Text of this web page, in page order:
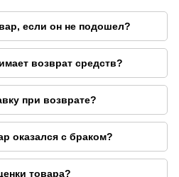
если он не подошел?
возврат средств?
при возврате?
оказался с браком?
товара?